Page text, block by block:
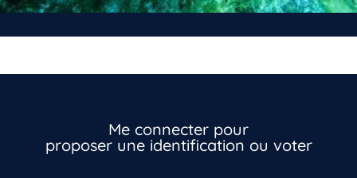
Me connecter pour
proposer une identification ou voter